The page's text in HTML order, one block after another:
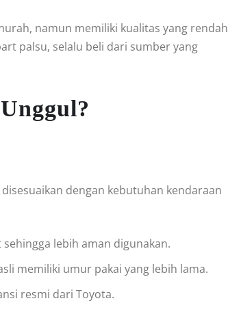
namun memiliki kualitas yang rendah
palsu, selalu beli dari sumber yang
dengan kebutuhan kendaraan
lebih aman digunakan.
memiliki umur pakai yang lebih lama.
resmi dari Toyota.